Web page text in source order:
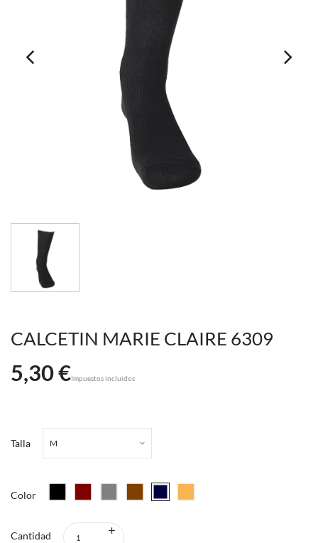
CALCETIN MARIE CLAIRE 6309
5,30 €Impuestos incluidos
Talla
Color
Cantidad